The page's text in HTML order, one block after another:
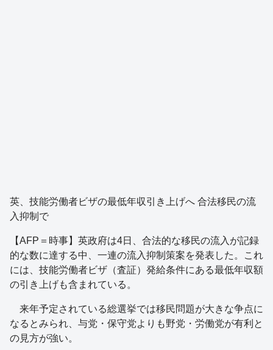
英、技能労働者ビザの最低年収引き上げへ 合法移民の流
入抑制で
【AFP＝時事】英政府は4日、合法的な移民の流入が記録
的な数に達する中、一連の流入抑制策案を発表した。これ
には、技能労働者ビザ（査証）発給条件にある最低年収額
の引き上げも含まれている。
来年予定されている総選挙では移民問題が大きな争点に
なるとみられ、与党・保守党よりも野党・労働党が有利と
の見方が強い。